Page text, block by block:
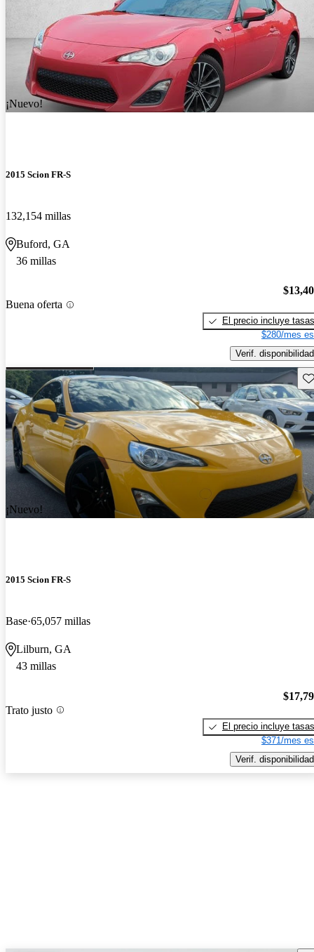
¡Nuevo!
2015 Scion FR-S
132,154 millas
Buford, GA
36 millas
Buena oferta
El precio incluye tasas
$280/mes
Verif. disponibilidad
¡Nuevo!
2015 Scion FR-S
Base 65,057 millas
Lilburn, GA
43 millas
Trato justo
El precio incluye tasas
$371/mes
Verif. disponibilidad